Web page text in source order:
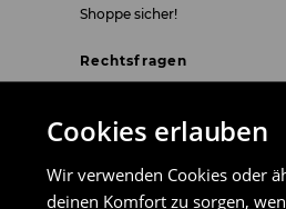
Cookies erlauben
Wir verwenden Cookies oder
deinen Komfort zu sorgen,
Shoppe sicher!
Rechtsfragen
Reklamation
Impressum
Brille - EU-